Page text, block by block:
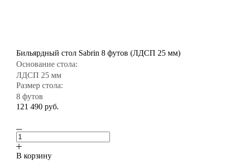
Бильярдный стол Sabrin 8 футов (ЛДСП 25 мм)
Основание стола:
ЛДСП 25 мм
Размер стола:
8 футов
121 490 руб.
В корзину